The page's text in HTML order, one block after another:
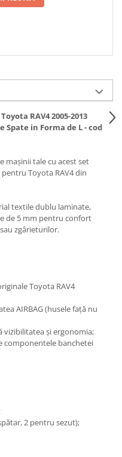
RAV4 2005-2013
in Forma de L - cod
mașinii tale cu acest set
Toyota RAV4 din
textile dublu laminate,
de 5 mm pentru confort
zgârieturilor.
Toyota RAV4
AIRBAG (husele față nu
vizibilitatea și ergonomia;
componentele banchetei
2 pentru sezut);